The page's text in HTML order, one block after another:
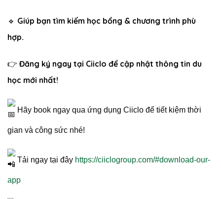
🔹 Giúp bạn tìm kiếm học bổng & chương trình phù
hợp.
👉 Đăng ký ngay tại Ciiclo để cập nhật thông tin du
học mới nhất!
Hãy book ngay qua ứng dụng Ciiclo để tiết kiệm thời
gian và công sức nhé!
Tải ngay tại đây https://ciiclogroup.com/#download-our-
app